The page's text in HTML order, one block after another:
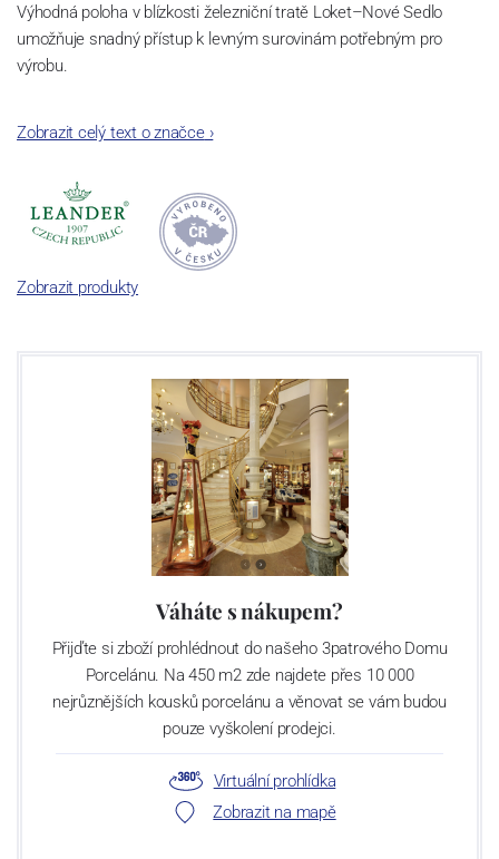
Výhodná poloha v blízkosti železniční tratě Loket–Nové Sedlo
umožňuje snadný přístup k levným surovinám potřebným pro
výrobu.
evropským výrobcům.
Zobrazit celý text o značce›
Zobrazit produkty
Váháte s nákupem?
Přijďte si zboží prohlédnout do našeho 3patrového Domu
Porcelánu. Na 450 m2 zde najdete přes 10 000
nejrůznějších kousků porcelánu a věnovat se vám budou
pouze vyškolení prodejci.
Virtuální prohlídka
Zobrazit na mapě